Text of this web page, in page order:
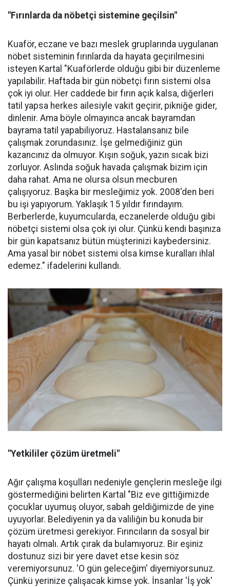
"Fırınlarda da nöbetçi sistemine geçilsin"
Kuaför, eczane ve bazı meslek gruplarında uygulanan
nöbet sisteminin fırınlarda da hayata geçirilmesini
isteyen Kartal "Kuaförlerde olduğu gibi bir düzenleme
yapılabilir. Haftada bir gün nöbetçi fırın sistemi olsa
çok iyi olur. Her caddede bir fırın açık kalsa, diğerleri
tatil yapsa herkes ailesiyle vakit geçirir, pikniğe gider,
dinlenir. Ama böyle olmayınca ancak bayramdan
bayrama tatil yapabiliyoruz. Hastalansanız bile
çalışmak zorundasınız. İşe gelmediğiniz gün
kazancınız da olmuyor. Kışın soğuk, yazın sıcak bizi
zorluyor. Aslında soğuk havada çalışmak bizim için
daha rahat. Ama ne olursa olsun mecburen
çalışıyoruz. Başka bir mesleğimiz yok. 2008'den beri
bu işi yapıyorum. Yaklaşık 15 yıldır fırındayım.
Berberlerde, kuyumcularda, eczanelerde olduğu gibi
nöbetçi sistemi olsa çok iyi olur. Çünkü kendi başınıza
bir gün kapatsanız bütün müşterinizi kaybedersiniz.
Ama yasal bir nöbet sistemi olsa kimse kuralları ihlal
edemez." ifadelerini kullandı.
"Yetkililer çözüm üretmeli"
Ağır çalışma koşulları nedeniyle gençlerin mesleğe ilgi
göstermediğini belirten Kartal "Biz eve gittiğimizde
çocuklar uyumuş oluyor, sabah geldiğimizde de yine
uyuyorlar. Belediyenin ya da valiliğin bu konuda bir
çözüm üretmesi gerekiyor. Fırıncıların da sosyal bir
hayatı olmalı. Artık çırak da bulamıyoruz. Bir eşiniz
dostunuz sizi bir yere davet etse kesin söz
veremiyorsunuz. 'O gün geleceğim' diyemiyorsunuz.
Çünkü yerinize çalışacak kimse yok. İnsanlar 'İş yok'